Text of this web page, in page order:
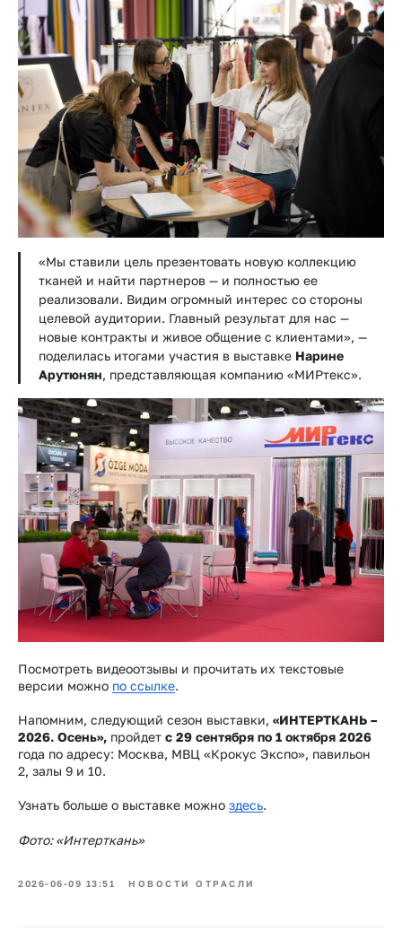
«Мы ставили цель презентовать новую коллекцию
тканей и найти партнеров — и полностью ее
реализовали. Видим огромный интерес со стороны
целевой аудитории. Главный результат для нас —
новые контракты и живое общение с клиентами», —
поделилась итогами участия в выставке Нарине
Арутюнян, представляющая компанию «МИРтекс».
Посмотреть видеоотзывы и прочитать их текстовые
версии можно по ссылке.
Напомним, следующий сезон выставки, «ИНТЕРТКАНЬ –
2026. Осень», пройдет с 29 сентября по 1 октября 2026
года по адресу: Москва, МВЦ «Крокус Экспо», павильон
2, залы 9 и 10.
Узнать больше о выставке можно здесь.
Фото: «Интерткань»
2026-06-09 13:51 НОВОСТИ ОТРАСЛИ